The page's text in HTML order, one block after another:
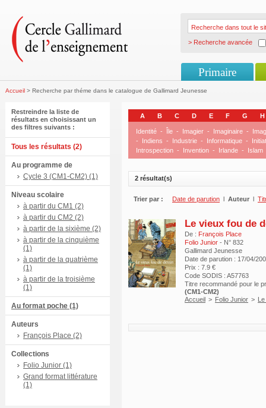
> Recherche avancée
Primaire
Accueil > Recherche par théme dans le catalogue de Gallimard Jeunesse
Restreindre la liste de
résultats en choisissant un
des filtres suivants :
Tous les résultats (2)
Au programme de
Cycle 3 (CM1-CM2) (1)
Niveau scolaire
à partir du CM1 (2)
à partir du CM2 (2)
à partir de la sixième (2)
à partir de la cinquième
(1)
à partir de la quatrième
(1)
à partir de la troisième
(1)
Au format poche (1)
Auteurs
François Place (2)
Collections
Folio Junior (1)
Grand format littérature
(1)
A B C D E F G H
Identité - Île - Imagier - Imaginaire -
-
Indiens - Industrie - Informatique -
Introspection - Invention - Irlande - Islam
2 résultat(s)
Trier par : Date de parution l Auteur l
Le vieux fou de
De : François Place
Folio Junior - N° 832
Gallimard Jeunesse
Date de parution : 17/04/
Prix : 7.9 €
Code SODIS : A57763
Titre recommandé pour le
(CM1-CM2)
Accueil > Folio Junior >